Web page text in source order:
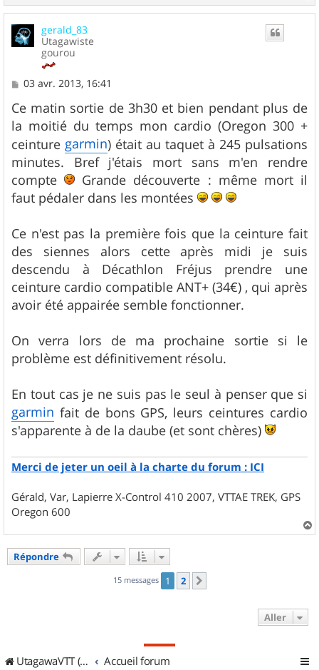
a
gerald_83
Utagawiste
gourou
M
s
s
a
g
e
03 avr. 2013, 16:41
Ce matin sortie de 3h30 et bien pendant plus de
la moitié du temps mon cardio (Oregon 300 +
ceinture garmin) était au taquet à 245 pulsations
minutes. Bref j'étais mort sans m'en rendre
compte
Grande découverte : même mort il
faut pédaler dans les montées
Ce n'est pas la première fois que la ceinture fait
des siennes alors cette après midi je suis
descendu à Décathlon Fréjus prendre une
ceinture cardio compatible ANT+ (34€) , qui après
avoir été appairée semble fonctionner.
On verra lors de ma prochaine sortie si le
problème est définitivement résolu.
En tout cas je ne suis pas le seul à penser que si
garmin fait de bons GPS, leurs ceintures cardio
s'apparente à de la daube (et sont chères)
Merci de jeter un oeil à la charte du forum : ICI
Gérald, Var, Lapierre X-Control 410 2007, VTTAE TREK, GPS
Oregon 600
a
Répondre
15 messages 1 2
Aller
UtagawaVTT (Randos VTT et VTTAE avec traces GPS) Accueil forum